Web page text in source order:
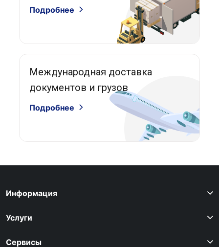
Подробнее
Международная доставка
документов и грузов
Подробнее
Информация
Услуги
Сервисы